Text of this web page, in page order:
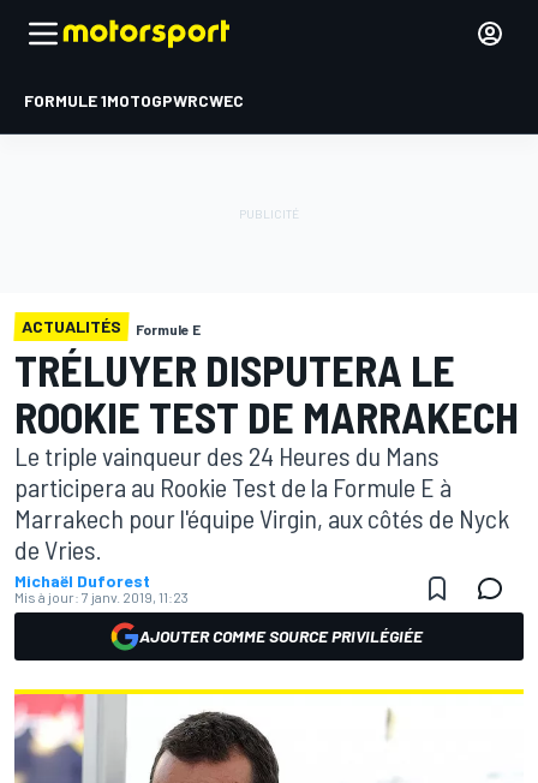
FORMULE 1MOTOGPWRCWEC
ACTUALITÉS Formule E
TRÉLUYER DISPUTERA LE
ROOKIE TEST DE MARRAKECH
Le triple vainqueur des 24 Heures du Mans
participera au Rookie Test de la Formule E à
Marrakech pour l'équipe Virgin, aux côtés de Nyck
de Vries.
Michaël Duforest
Mis à jour: 7 janv. 2019, 11:23
AJOUTER COMME SOURCE PRIVILÉGIÉE